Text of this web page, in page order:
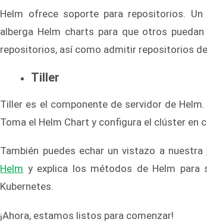
Helm ofrece soporte para repositorios.
alberga Helm charts para que otros
repositorios, así como admitir repositorios
Tiller
Tiller es el componente de servidor de
Toma el Helm Chart y configura el clúster en
También puedes echar un vistazo a nuestra
Helm y explica los métodos de Helm para
Kubernetes.
¡Ahora, estamos listos para comenzar!